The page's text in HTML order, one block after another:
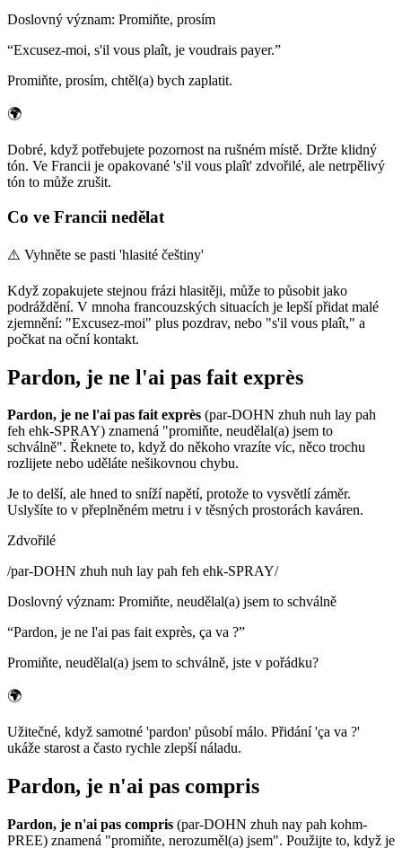
Doslovný význam: Promiňte, prosím
“Excusez-moi, s'il vous plaît, je voudrais payer.”
Promiňte, prosím, chtěl(a) bych zaplatit.
🌍
Dobré, když potřebujete pozornost na rušném místě. Držte klidný
tón. Ve Francii je opakované 's'il vous plaît' zdvořilé, ale netrpělivý
tón to může zrušit.
Co ve Francii nedělat
⚠️ Vyhněte se pasti 'hlasité češtiny'
Když zopakujete stejnou frázi hlasitěji, může to působit jako
podráždění. V mnoha francouzských situacích je lepší přidat malé
zjemnění: "Excusez-moi" plus pozdrav, nebo "s'il vous plaît," a
počkat na oční kontakt.
Pardon, je ne l'ai pas fait exprès
Pardon, je ne l'ai pas fait exprès (par-DOHN zhuh nuh lay pah
feh ehk-SPRAY) znamená "promiňte, neudělal(a) jsem to
schválně". Řeknete to, když do někoho vrazíte víc, něco trochu
rozlijete nebo uděláte nešikovnou chybu.
Je to delší, ale hned to sníží napětí, protože to vysvětlí záměr.
Uslyšíte to v přeplněném metru i v těsných prostorách kaváren.
Zdvořilé
/par-DOHN zhuh nuh lay pah feh ehk-SPRAY/
Doslovný význam: Promiňte, neudělal(a) jsem to schválně
“Pardon, je ne l'ai pas fait exprès, ça va ?”
Promiňte, neudělal(a) jsem to schválně, jste v pořádku?
🌍
Užitečné, když samotné 'pardon' působí málo. Přidání 'ça va ?'
ukáže starost a často rychle zlepší náladu.
Pardon, je n'ai pas compris
Pardon, je n'ai pas compris (par-DOHN zhuh nay pah kohm-
PREE) znamená "promiňte, nerozuměl(a) jsem". Použijte to, když je